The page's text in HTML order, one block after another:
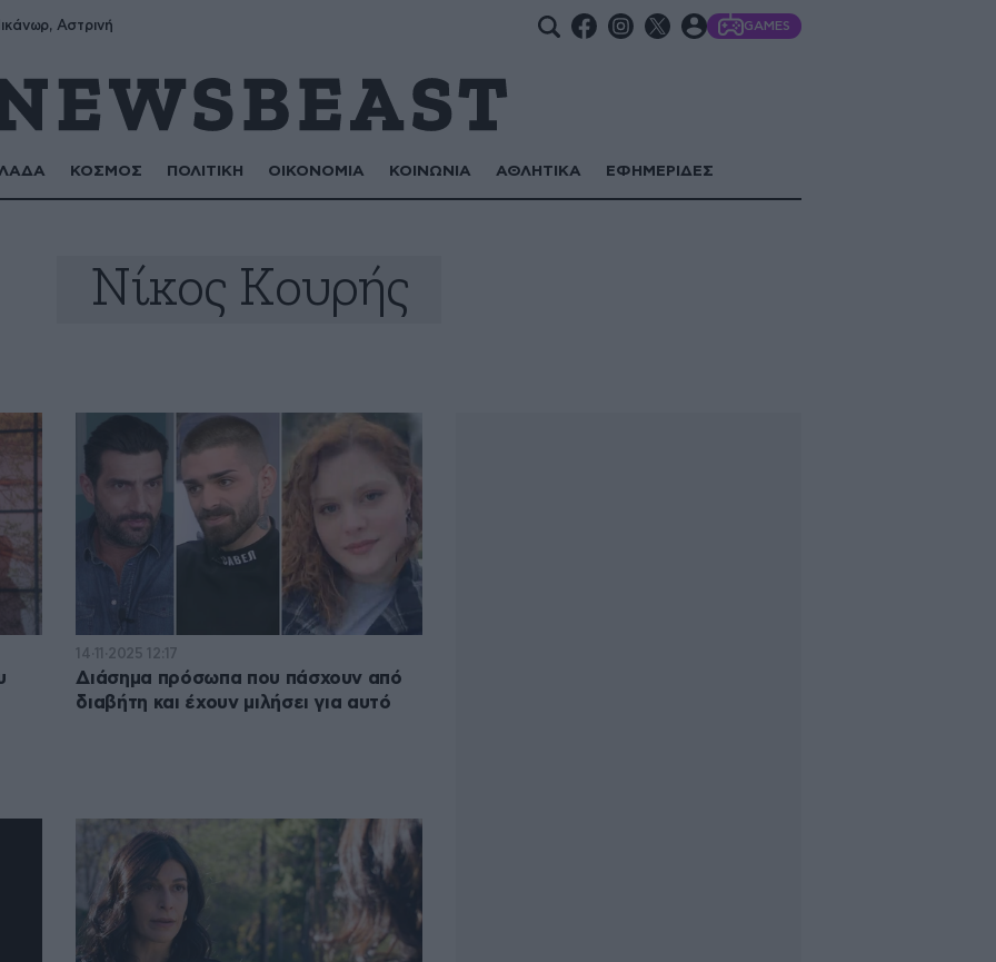
Αστρινή GAMES
ΚΟΣΜΟΣ ΠΟΛΙΤΙΚΗ ΟΙΚΟΝΟΜΙΑ ΚΟΙΝΩΝΙΑ ΑΘΛΗΤΙΚΑ ΕΦΗΜΕΡΙΔΕΣ
Νίκος Κουρής
14·11·2025 12:17
Διάσημα πρόσωπα που πάσχουν από
διαβήτη και έχουν μιλήσει για αυτό